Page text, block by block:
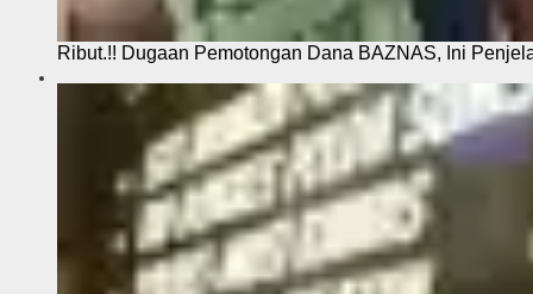
Ribut.!! Dugaan Pemotongan Dana BAZNAS, Ini